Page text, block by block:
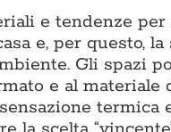
e tendenze
e, per questo,
Gli spazi
e al materiale
termica